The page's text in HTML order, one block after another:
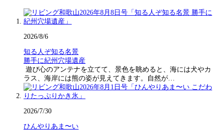
2026/8/6
知る人ぞ知る名景
勝手に紀州穴場遺産
遊び心のアンテナを立てて、景色を眺めると、海には犬やカ
ラス、海岸には熊の姿が見えてきます。自然が…
2026/7/30
ひんやりあま〜い